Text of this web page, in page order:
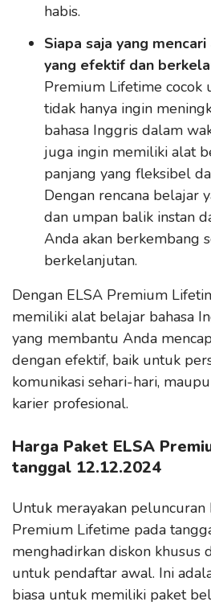
habis.
Siapa saja yang
yang efektif dan
Premium Lifetime cocok
tidak hanya ingin
bahasa Inggris dalam
juga ingin memiliki alat
panjang yang fleksibel
Dengan rencana belajar
dan umpan balik instan
Anda akan berkembang
berkelanjutan.
Dengan ELSA Premium
memiliki alat belajar bahasa
yang membantu Anda
dengan efektif, baik untuk
komunikasi sehari-hari,
karier profesional.
Harga Paket ELSA
tanggal 12.12.2024
Untuk merayakan peluncuran
Premium Lifetime pada
menghadirkan diskon khusus
untuk pendaftar awal. Ini
biasa untuk memiliki paket